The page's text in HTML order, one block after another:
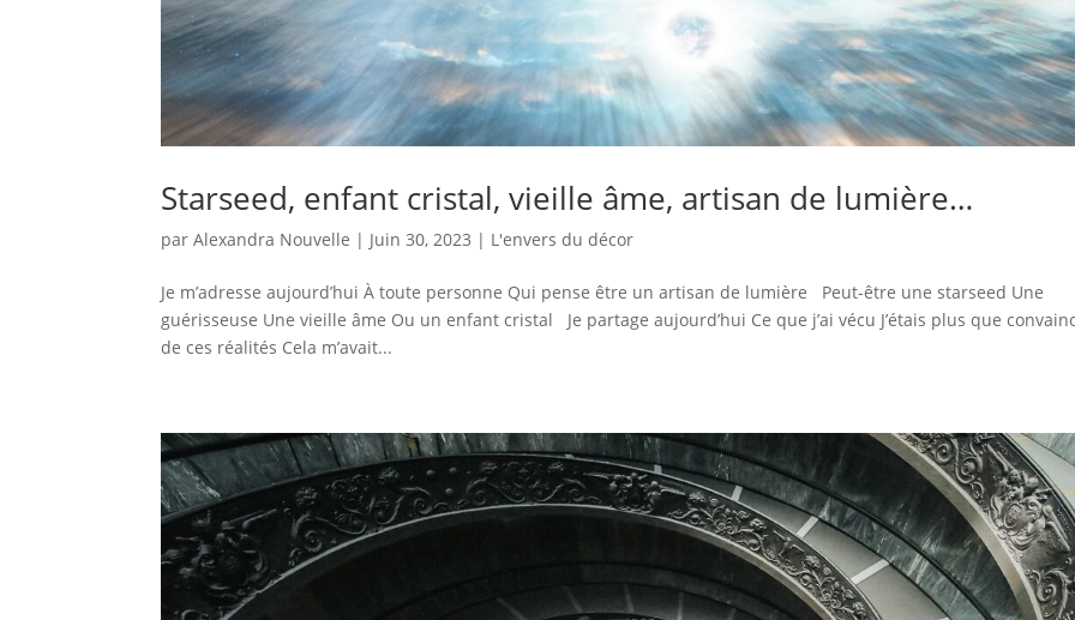
Starseed, enfant cristal, vieille âme, artisan de lumière…
parAlexandra Nouvelle | Juin 30, 2023 | L'envers du décor
Je m’adresse aujourd’hui À toute personne Qui pense être un artisan de lumière Peut-être une starseed Une
guérisseuse Une vieille âme Ou un enfant cristal Je partage aujourd’hui Ce que j’ai vécu J’étais plus que
de ces réalités Cela m’avait...